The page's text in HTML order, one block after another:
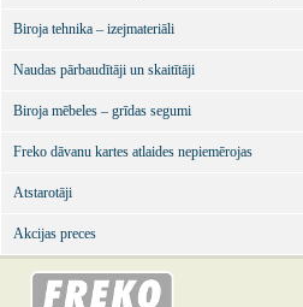
Biroja tehnika – izejmateriāli
Naudas pārbaudītāji un skaitītāji
Biroja mēbeles – grīdas segumi
Freko dāvanu kartes atlaides nepiemērojas
Atstarotāji
Akcijas preces